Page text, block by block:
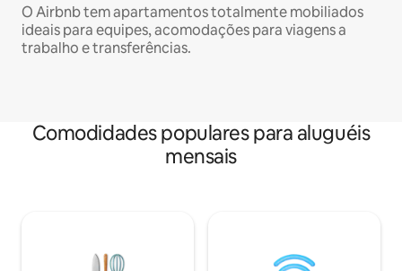
O Airbnb tem apartamentos totalmente mobiliados
ideais para equipes, acomodações para viagens a
trabalho e transferências.
Comodidades populares para aluguéis
mensais